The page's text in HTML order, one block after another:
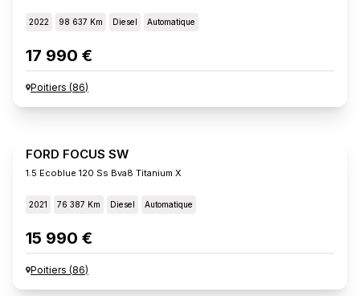
2022 98 637 Km Diesel Automatique
17 990 €
Poitiers (86)
FORD FOCUS SW
1.5 Ecoblue 120 Ss Bva8 Titanium X
2021 76 387 Km Diesel Automatique
15 990 €
Poitiers (86)